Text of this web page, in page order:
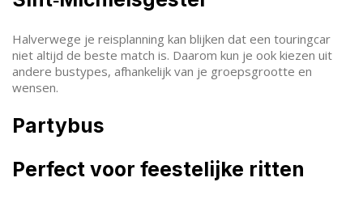
Halverwege je reisplanning kan blijken dat een touringcar
niet altijd de beste match is. Daarom kun je ook kiezen uit
andere bustypes, afhankelijk van je groepsgrootte en
wensen.
Partybus
Perfect voor feestelijke ritten